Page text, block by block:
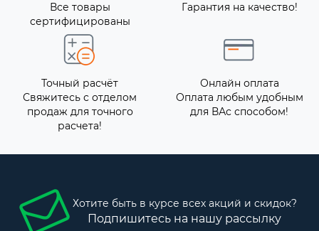
Все товары
сертифицированы
Гарантия на качество!
Точный расчёт
Свяжитесь с отделом
продаж для точного
расчета!
Онлайн оплата
Оплата любым удобным
для ВАс способом!
Хотите быть в курсе всех акций и скидок?
Подпишитесь на нашу рассылку